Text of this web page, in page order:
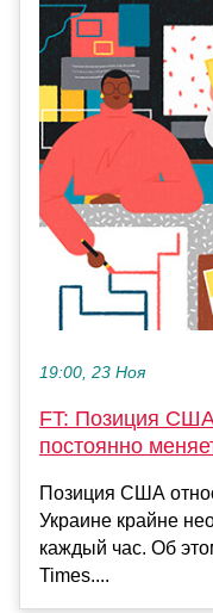
19:00, 23 Ноя
FT: Позиция
постоянно
Позиция США
Украине крайне
каждый час. Об
Times....